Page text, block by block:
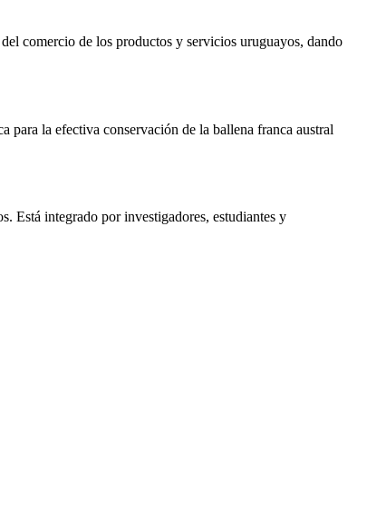
comercio de los productos y servicios uruguayos, dando
la efectiva conservación de la ballena franca austral
Está integrado por investigadores, estudiantes y